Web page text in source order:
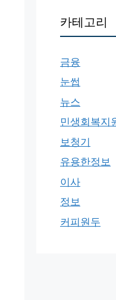
카테고리
금융
눈썹
뉴스
민생회복지
보청기
유용한정보
이사
정보
커피원두